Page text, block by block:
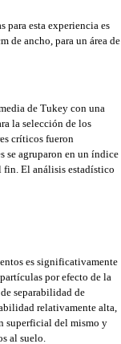
esta experiencia es
de ancho, para un área de
de Tukey con una
la selección de los
críticos fueron
se agruparon en un índice
fin. El análisis estadístico
es significativamente
por efecto de la
separabilidad de
relativamente alta,
superficial del mismo y
al suelo.